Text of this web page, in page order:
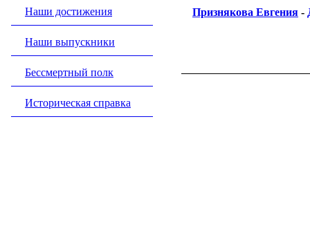
Признякова Евгения -
Наши достижения
Наши выпускники
Бессмертный полк
Историческая справка